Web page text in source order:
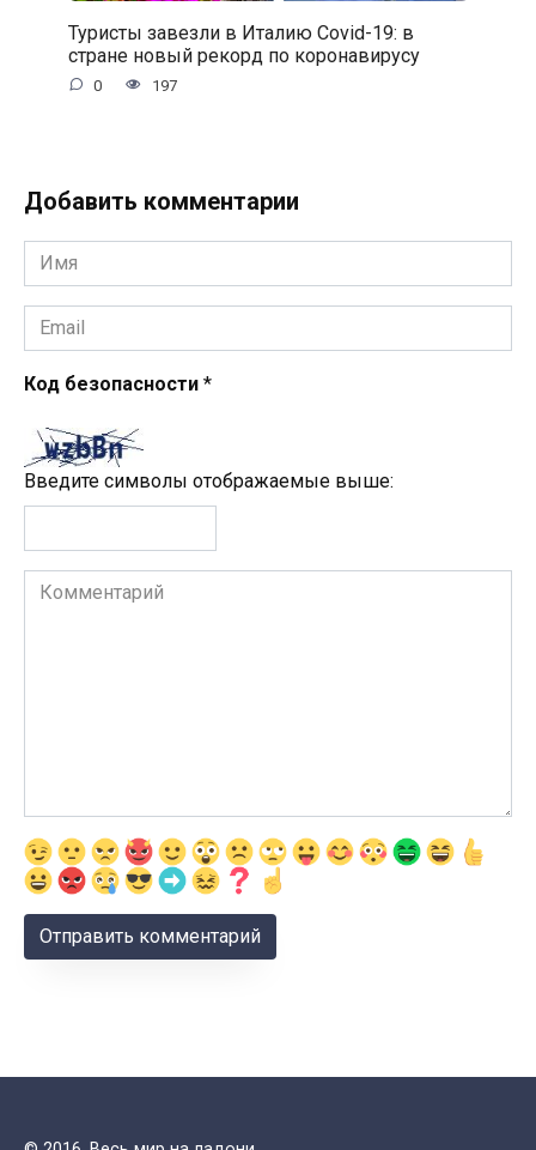
Туристы завезли в Италию Covid-19: в
стране новый рекорд по коронавирусу
0 197
Добавить комментарии
Имя
*
Email
*
Код безопасности *
Введите символы отображаемые выше:
Комментарий